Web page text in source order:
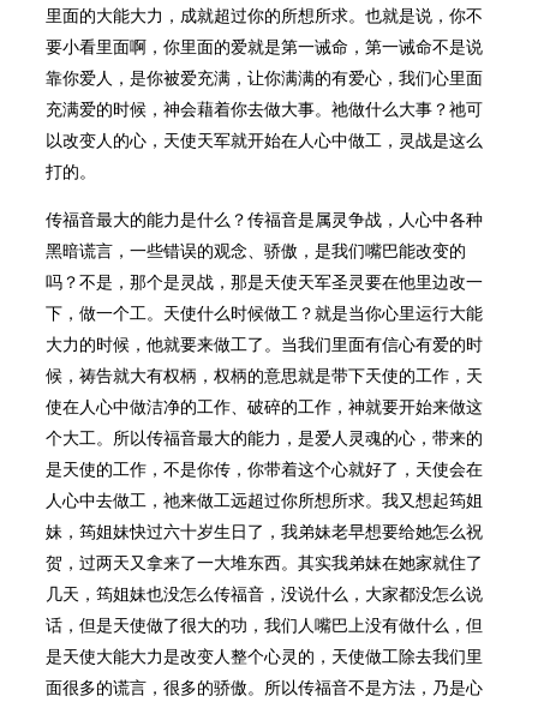
里面的大能大力，成就超过你的所想所求。也就是说，你不
要小看里面啊，你里面的爱就是第一诫命，第一诫命不是说
靠你爱人，是你被爱充满，让你满满的有爱心，我们心里面
充满爱的时候，神会藉着你去做大事。祂做什么大事？祂可
以改变人的心，天使天军就开始在人心中做工，灵战是这么
打的。
传福音最大的能力是什么？传福音是属灵争战，人心中各种
黑暗谎言，一些错误的观念、骄傲，是我们嘴巴能改变的
吗？不是，那个是灵战，那是天使天军圣灵要在他里边改一
下，做一个工。天使什么时候做工？就是当你心里运行大能
大力的时候，他就要来做工了。当我们里面有信心有爱的时
候，祷告就大有权柄，权柄的意思就是带下天使的工作，天
使在人心中做洁净的工作、破碎的工作，神就要开始来做这
个大工。所以传福音最大的能力，是爱人灵魂的心，带来的
是天使的工作，不是你传，你带着这个心就好了，天使会在
人心中去做工，祂来做工远超过你所想所求。我又想起筠姐
妹，筠姐妹快过六十岁生日了，我弟妹老早想要给她怎么祝
贺，过两天又拿来了一大堆东西。其实我弟妹在她家就住了
几天，筠姐妹也没怎么传福音，没说什么，大家都没怎么说
话，但是天使做了很大的功，我们人嘴巴上没有做什么，但
是天使大能大力是改变人整个心灵的，天使做工除去我们里
面很多的谎言，很多的骄傲。所以传福音不是方法，乃是心